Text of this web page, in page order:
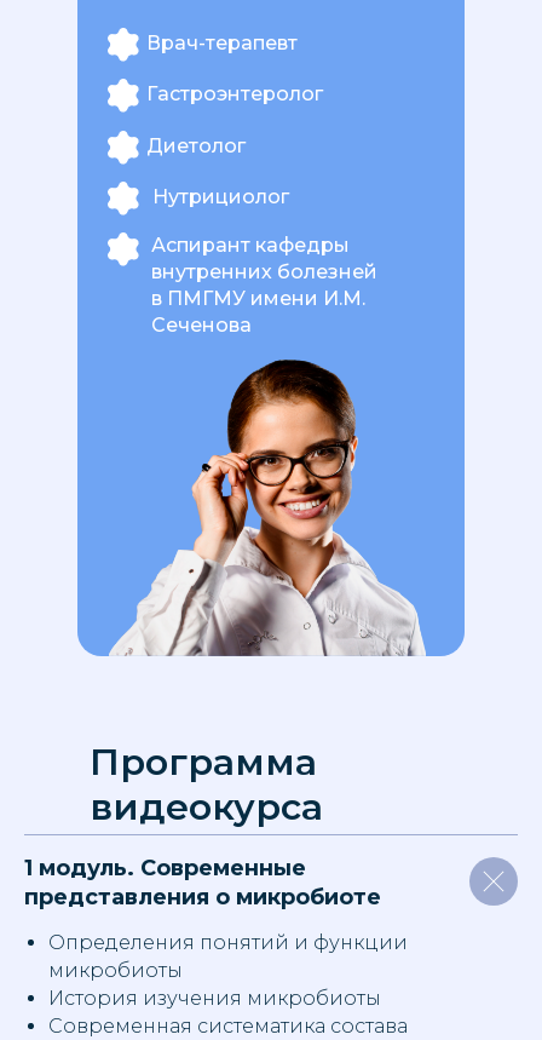
Врач-терапевт
Гастроэнтеролог
Диетолог
Нутрициолог
Аспирант кафедры
внутренних болезней
в ПМГМУ имени И.М.
Сеченова
Программа
видеокурса
1 модуль. Современные
представления о микробиоте
Определения понятий и функции
микробиоты
История изучения микробиоты
Современная систематика состава